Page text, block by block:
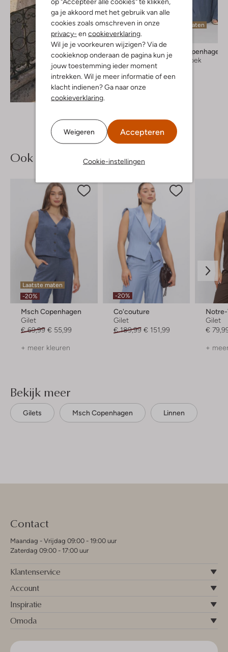
ga je akkoord met het gebruik van alle
cookies zoals omschreven in onze
privacy- en cookieverklaring.
Wil je je voorkeuren wijzigen? Via de
cookieknop onderaan de pagina kun je
jouw toestemming ieder moment
intrekken. Wil je meer informatie of een
klacht indienen? Ga naar onze
cookieverklaring.
Weigeren Accepteren
Cookie-instellingen
Ontdek de look
Laatste maten
Msch Copenhagen
Wijde broek
Ook iets voor jou?
Laatste maten
-20%
Msch Copenhagen
Gilet
€ 69,99 € 55,99
+ meer kleuren
-20%
Co'couture
Gilet
€ 189,99 € 151,99
Gilet
€
+
Bekijk meer
Gilets Msch Copenhagen Linnen
Contact
Maandag - Vrijdag 09:00 - 19:00 uur
Zaterdag 09:00 - 17:00 uur
Klantenservice
Account
Inspiratie
Omoda